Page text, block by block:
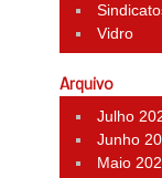
Vidro
Arquivo
Julho
Junho
Maio